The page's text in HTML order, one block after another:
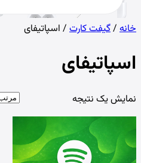
خانه /گیفت کارت / اسپاتیفای
اسپاتیفای
نمایش یک نتیجه